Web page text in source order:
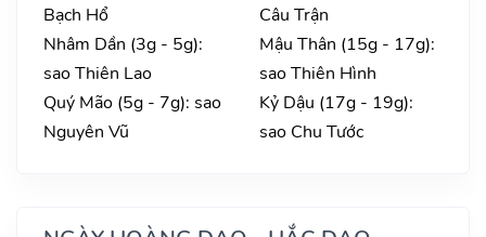
Bạch Hổ
Nhâm Dần (3g - 5g):
sao Thiên Lao
Quý Mão (5g - 7g): sao
Nguyên Vũ
Câu Trận
Mậu Thân (15g - 17g):
sao Thiên Hình
Kỷ Dậu (17g - 19g):
sao Chu Tước